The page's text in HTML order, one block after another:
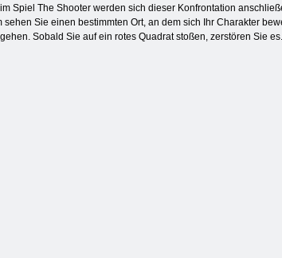
Spiel The Shooter werden sich dieser Konfrontation
Sie einen bestimmten Ort, an dem sich Ihr Charakter
Sobald Sie auf ein rotes Quadrat stoßen, zerstören Sie